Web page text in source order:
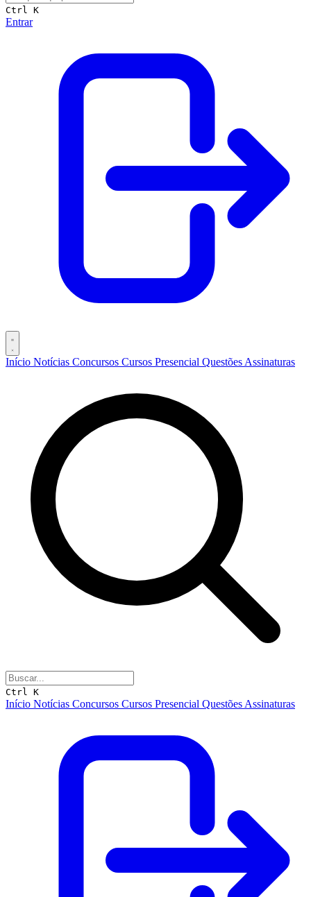
Ctrl K
Entrar
Início Notícias Concursos Cursos Presencial Questões Assinaturas
Ctrl K
Início Notícias Concursos Cursos Presencial Questões Assinaturas